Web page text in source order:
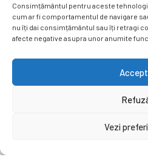
Consimțământul pentru aceste
cum ar fi comportamentul de navigare
nu îți dai consimțământul sau îți retragi
afecte negative asupra unor anumite
Vezi